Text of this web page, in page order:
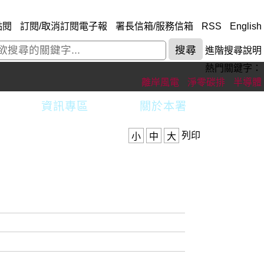
訂閱/取消訂閱電子報 署長信箱/服務信箱 RSS English
進階搜尋說明
熱門關鍵字：
離岸風電
淨零碳排 半導體
資訊專區 關於本署
小 中 大 列印